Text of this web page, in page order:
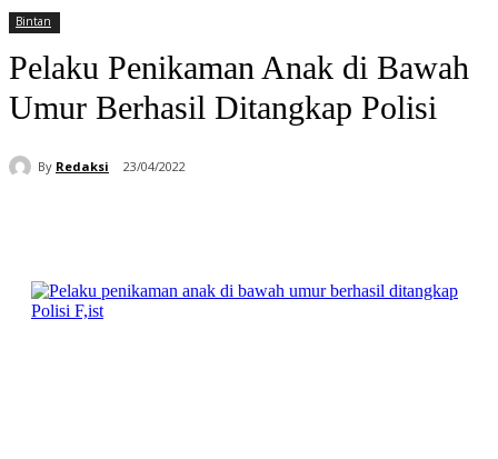
Bintan
Pelaku Penikaman Anak di Bawah
Umur Berhasil Ditangkap Polisi
By Redaksi 23/04/2022